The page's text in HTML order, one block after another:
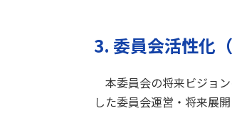
3. 委員会活性化
本委員会の将来ビジョ
した委員会運営・将来展